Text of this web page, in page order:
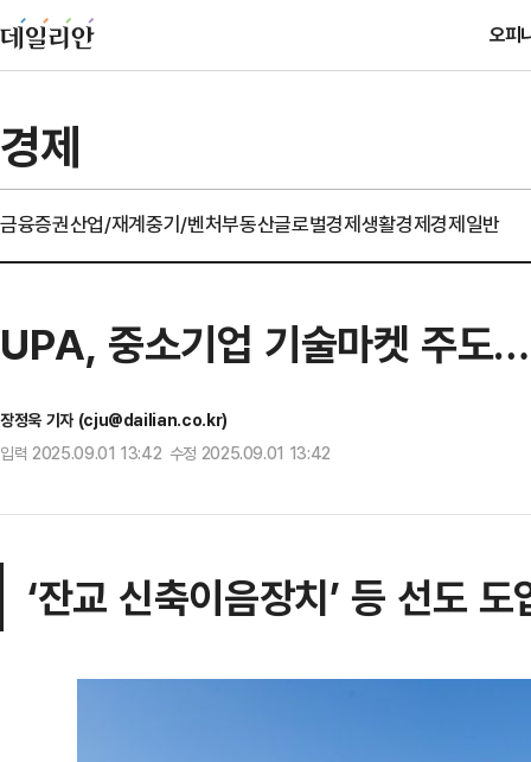
오피
경제
금융증권산업/재계중기/벤처부동산글로벌경제생활경제경제일반
UPA, 중소기업 기술마켓 주도
장정욱 기자 (cju@dailian.co.kr)
입력 2025.09.01 13:42 수정 2025.09.01 13:42
‘잔교 신축이음장치’ 등 선도 도